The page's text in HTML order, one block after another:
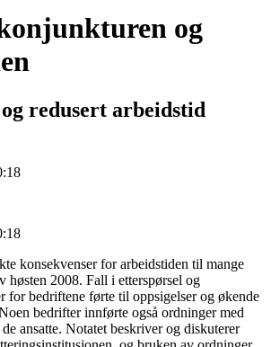
og
redusert arbeidstid
konsekvenser for arbeidstiden til mange
høsten 2008. Fall i etterspørsel og
for bedriftene førte til oppsigelser og økende
bedrifter innførte også ordninger med
ansatte. Notatet beskriver og diskuterer